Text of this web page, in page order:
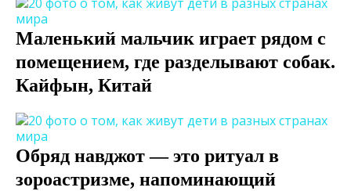
Маленький мальчик играет рядом с
помещением, где разделывают собак.
Кайфын, Китай
Обряд навджот — это ритуал в
зороастризме, напоминающий